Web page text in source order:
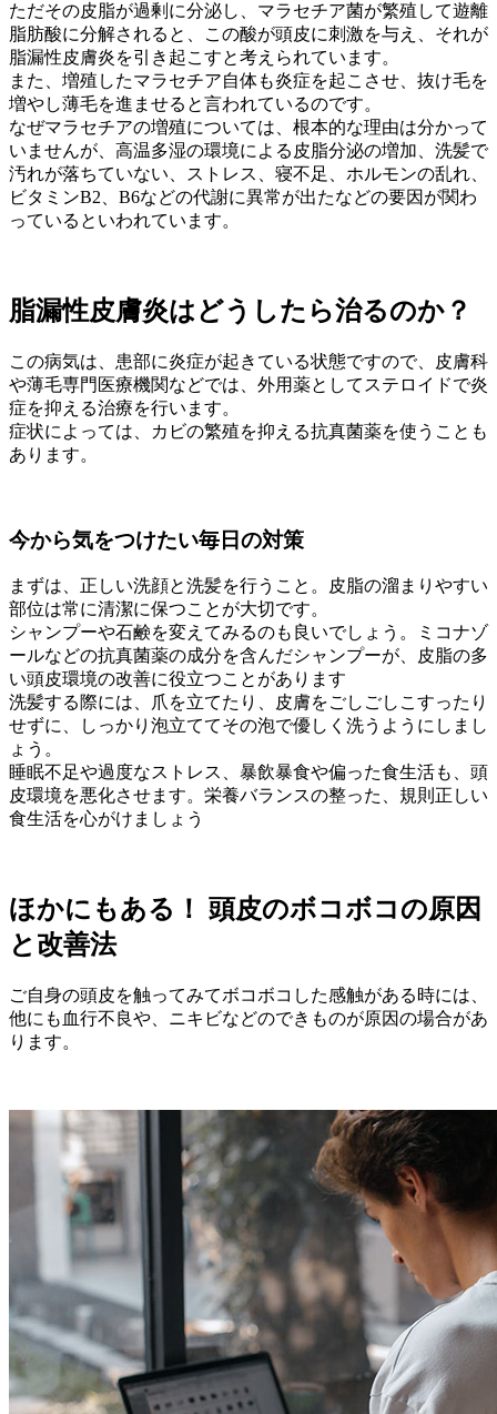
ただその皮脂が過剰に分泌し、マラセチア菌が繁殖して遊離
脂肪酸に分解されると、この酸が頭皮に刺激を与え、それが
脂漏性皮膚炎を引き起こすと考えられています。
また、増殖したマラセチア自体も炎症を起こさせ、抜け毛を
増やし薄毛を進ませると言われているのです。
なぜマラセチアの増殖については、根本的な理由は分かって
いませんが、高温多湿の環境による皮脂分泌の増加、洗髪で
汚れが落ちていない、ストレス、寝不足、ホルモンの乱れ、
ビタミンB2、B6などの代謝に異常が出たなどの要因が関わ
っているといわれています。
脂漏性皮膚炎はどうしたら治るのか？
この病気は、患部に炎症が起きている状態ですので、皮膚科
や薄毛専門医療機関などでは、外用薬としてステロイドで炎
症を抑える治療を行います。
症状によっては、カビの繁殖を抑える抗真菌薬を使うことも
あります。
今から気をつけたい毎日の対策
まずは、正しい洗顔と洗髪を行うこと。皮脂の溜まりやすい
部位は常に清潔に保つことが大切です。
シャンプーや石鹸を変えてみるのも良いでしょう。ミコナゾ
ールなどの抗真菌薬の成分を含んだシャンプーが、皮脂の多
い頭皮環境の改善に役立つことがあります
洗髪する際には、爪を立てたり、皮膚をごしごしこすったり
せずに、しっかり泡立ててその泡で優しく洗うようにしまし
ょう。
睡眠不足や過度なストレス、暴飲暴食や偏った食生活も、頭
皮環境を悪化させます。栄養バランスの整った、規則正しい
食生活を心がけましょう
ほかにもある！ 頭皮のボコボコの原因
と改善法
ご自身の頭皮を触ってみてボコボコした感触がある時には、
他にも血行不良や、ニキビなどのできものが原因の場合があ
ります。